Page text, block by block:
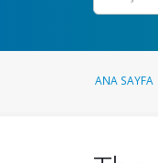
ANA SAYFA